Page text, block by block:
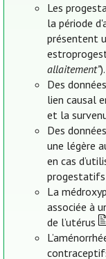
Les
la période
présentent
allaitement”).
Des
lien causal
et la
Des
une légère
en cas
progestatifs
La
associée à
de l’utérus